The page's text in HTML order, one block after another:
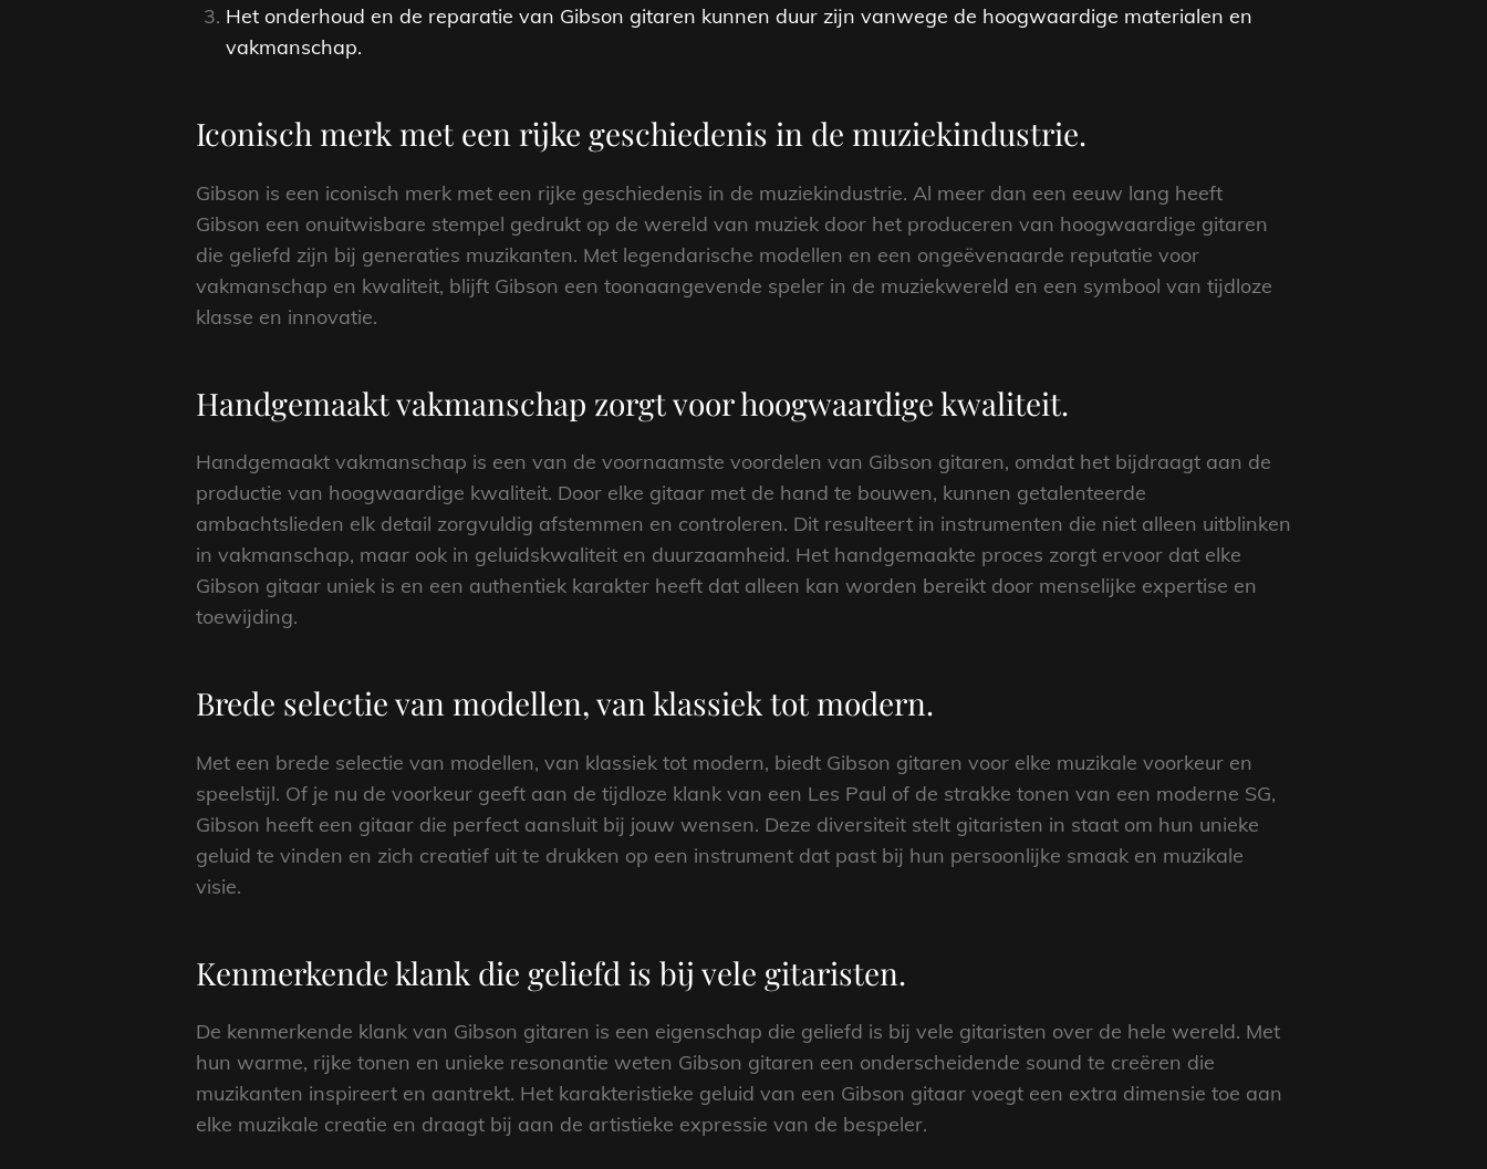
Het onderhoud en de reparatie van Gibson gitaren kunnen duur zijn vanwege de hoogwaardige materialen en
vakmanschap.
Iconisch merk met een rijke geschiedenis in de muziekindustrie.
Gibson is een iconisch merk met een rijke geschiedenis in de muziekindustrie. Al meer dan een eeuw lang heeft
Gibson een onuitwisbare stempel gedrukt op de wereld van muziek door het produceren van hoogwaardige gitaren
die geliefd zijn bij generaties muzikanten. Met legendarische modellen en een ongeëvenaarde reputatie voor
vakmanschap en kwaliteit, blijft Gibson een toonaangevende speler in de muziekwereld en een symbool van tijdloze
klasse en innovatie.
Handgemaakt vakmanschap zorgt voor hoogwaardige kwaliteit.
Handgemaakt vakmanschap is een van de voornaamste voordelen van Gibson gitaren, omdat het bijdraagt aan de
productie van hoogwaardige kwaliteit. Door elke gitaar met de hand te bouwen, kunnen getalenteerde
ambachtslieden elk detail zorgvuldig afstemmen en controleren. Dit resulteert in instrumenten die niet alleen uitblinken
in vakmanschap, maar ook in geluidskwaliteit en duurzaamheid. Het handgemaakte proces zorgt ervoor dat elke
Gibson gitaar uniek is en een authentiek karakter heeft dat alleen kan worden bereikt door menselijke expertise en
toewijding.
Brede selectie van modellen, van klassiek tot modern.
Met een brede selectie van modellen, van klassiek tot modern, biedt Gibson gitaren voor elke muzikale voorkeur en
speelstijl. Of je nu de voorkeur geeft aan de tijdloze klank van een Les Paul of de strakke tonen van een moderne SG,
Gibson heeft een gitaar die perfect aansluit bij jouw wensen. Deze diversiteit stelt gitaristen in staat om hun unieke
geluid te vinden en zich creatief uit te drukken op een instrument dat past bij hun persoonlijke smaak en muzikale
visie.
Kenmerkende klank die geliefd is bij vele gitaristen.
De kenmerkende klank van Gibson gitaren is een eigenschap die geliefd is bij vele gitaristen over de hele wereld. Met
hun warme, rijke tonen en unieke resonantie weten Gibson gitaren een onderscheidende sound te creëren die
muzikanten inspireert en aantrekt. Het karakteristieke geluid van een Gibson gitaar voegt een extra dimensie toe aan
elke muzikale creatie en draagt bij aan de artistieke expressie van de bespeler.